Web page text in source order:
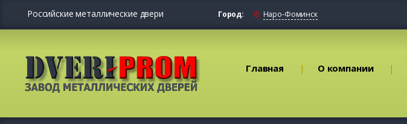
Российские металлические двери Город: Наро-Фоминск
Главная О компании